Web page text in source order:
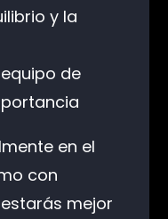
y la
de
en el
con
mejor